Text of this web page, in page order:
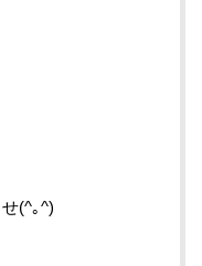
(^｡^)